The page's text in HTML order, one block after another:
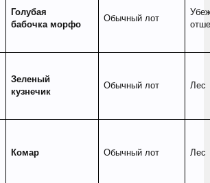
Голубая
бабочка морфо
Обычный лот
Зеленый
кузнечик
Обычный лот Лес
Комар Обычный лот Лес